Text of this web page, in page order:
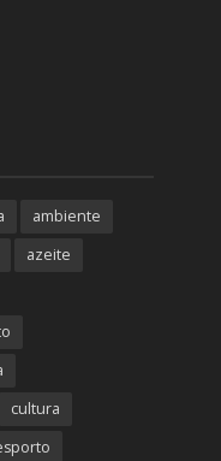
ambiente
azeite
cultura